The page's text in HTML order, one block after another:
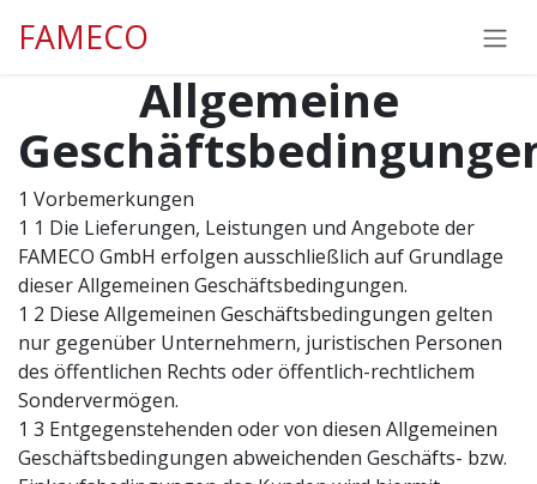
FAMECO
Allgemeine
1 Vorbemerkungen
1 1 Die Lieferungen, Leistungen und Angebote der
FAMECO GmbH erfolgen ausschließlich auf Grundlage
dieser Allgemeinen Geschäftsbedingungen.
1 2 Diese Allgemeinen Geschäftsbedingungen gelten
nur gegenüber Unternehmern, juristischen Personen
des öffentlichen Rechts oder öffentlich-rechtlichem
Sondervermögen.
1 3 Entgegenstehenden oder von diesen Allgemeinen
Geschäftsbedingungen abweichenden Geschäfts- bzw.